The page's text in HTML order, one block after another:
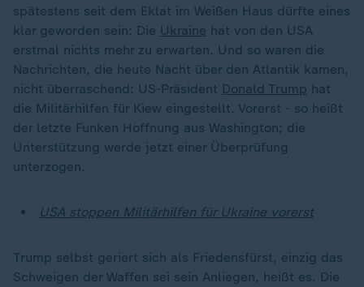
spätestens seit dem Eklat im Weißen Haus dürfte eines
klar geworden sein: Die Ukraine hat von den USA
erstmal nichts mehr zu erwarten. Und so waren die
Nachrichten, die heute Nacht über den Atlantik kamen,
nicht überraschend: US-Präsident Donald Trump hat
die Militärhilfen für Kiew eingestellt. Vorerst - so heißt
der letzte Funken Hoffnung aus Washington; die
Unterstützung werde jetzt einer Überprüfung
unterzogen.
USA stoppen Militärhilfen für Ukraine vorerst
Trump selbst geriert sich als Friedensfürst, einzig das
Schweigen der Waffen sei sein Anliegen, heißt es. Die